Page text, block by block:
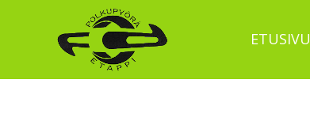
ETUSIVU